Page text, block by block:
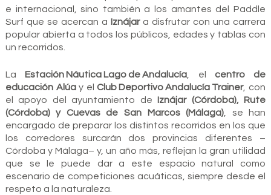
e internacional, sino también a los amantes del Paddle
Surf que se acercan a Iznájara disfrutar con una carrera
popular abierta a todos los públicos, edades y tablas con
un recorridos.
LaEstación Náutica Lago de Andalucía , el centro de
educación Alúay elClub Deportivo Andalucía Trainer, con
el apoyo del ayuntamiento deIznájar (Córdoba), Rute
(Córdoba) y Cuevas de San Marcos (Málaga) , se han
encargado de preparar los distintos recorridos en los que
los corredores surcarán dos provincias diferentes –
Córdoba y Málaga– y, un año más, reflejan la gran utilidad
que se le puede dar a este espacio natural como
escenario de competiciones acuáticas, siempre desde el
respeto a la naturaleza.